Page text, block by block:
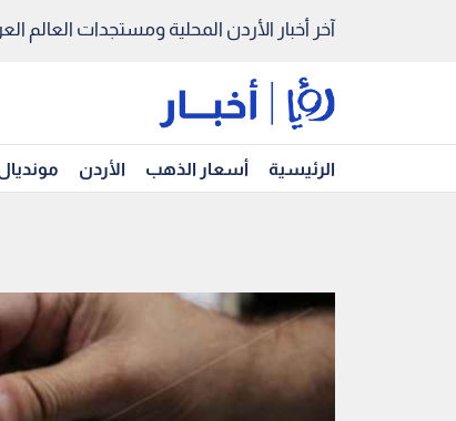
آخر أخبار الأردن المحلية ومستجدات العالم
الرئيسية أسعار الذهب الأردن مونديال